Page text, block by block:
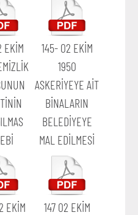
EKİM
145- 02 EKİM
1950
ASKERİYEYE AİT
BİNALARIN
BELEDİYEYE
MAL EDİLMESİ
EKİM
147 02 EKİM